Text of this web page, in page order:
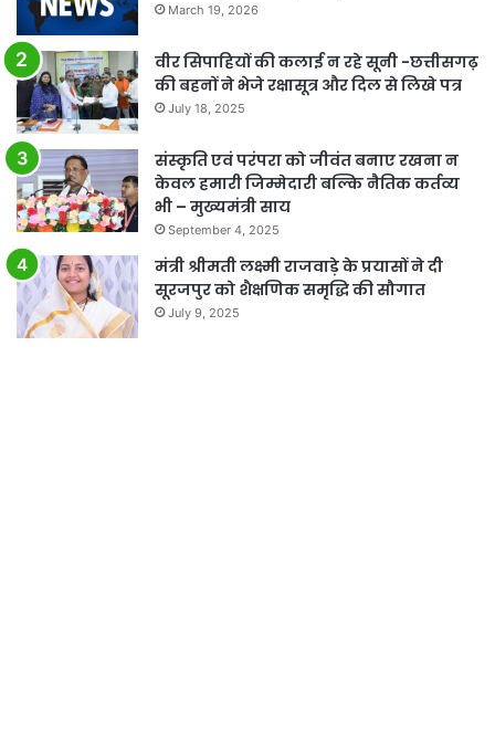
March 19, 2026
वीर सिपाहियों की कलाई न रहे सूनी -छत्तीसगढ़
की बहनों ने भेजे रक्षासूत्र और दिल से लिखे पत्र
July 18, 2025
संस्कृति एवं परंपरा को जीवंत बनाए रखना न
केवल हमारी जिम्मेदारी बल्कि नैतिक कर्तव्य
भी – मुख्यमंत्री साय
September 4, 2025
मंत्री श्रीमती लक्ष्मी राजवाड़े के प्रयासों ने दी
सूरजपुर को शैक्षणिक समृद्धि की सौगात
July 9, 2025